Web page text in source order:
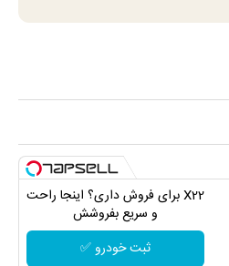
X22 برای فروش داری؟ اینجا راحت
و سریع بفروشش
ثبت خودرو ✅